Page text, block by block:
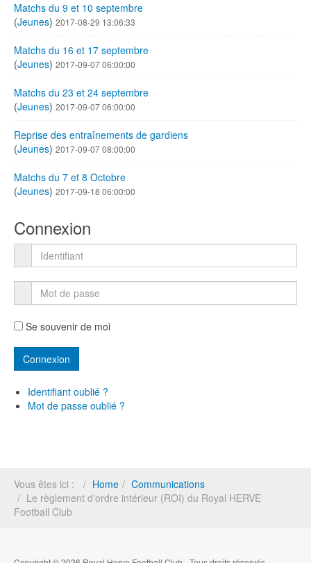
Matchs du 9 et 10 septembre
(Jeunes) 2017-08-29 13:06:33
Matchs du 16 et 17 septembre
(Jeunes) 2017-09-07 06:00:00
Matchs du 23 et 24 septembre
(Jeunes) 2017-09-07 06:00:00
Reprise des entraînements de gardiens
(Jeunes) 2017-09-07 08:00:00
Matchs du 7 et 8 Octobre
(Jeunes) 2017-09-18 06:00:00
Connexion
Se souvenir de moi
Identifiant oublié ?
Mot de passe oublié ?
Vous êtes ici : Home
Communications
Le règlement d'ordre intérieur (ROI) du Royal HERVE
Football Club